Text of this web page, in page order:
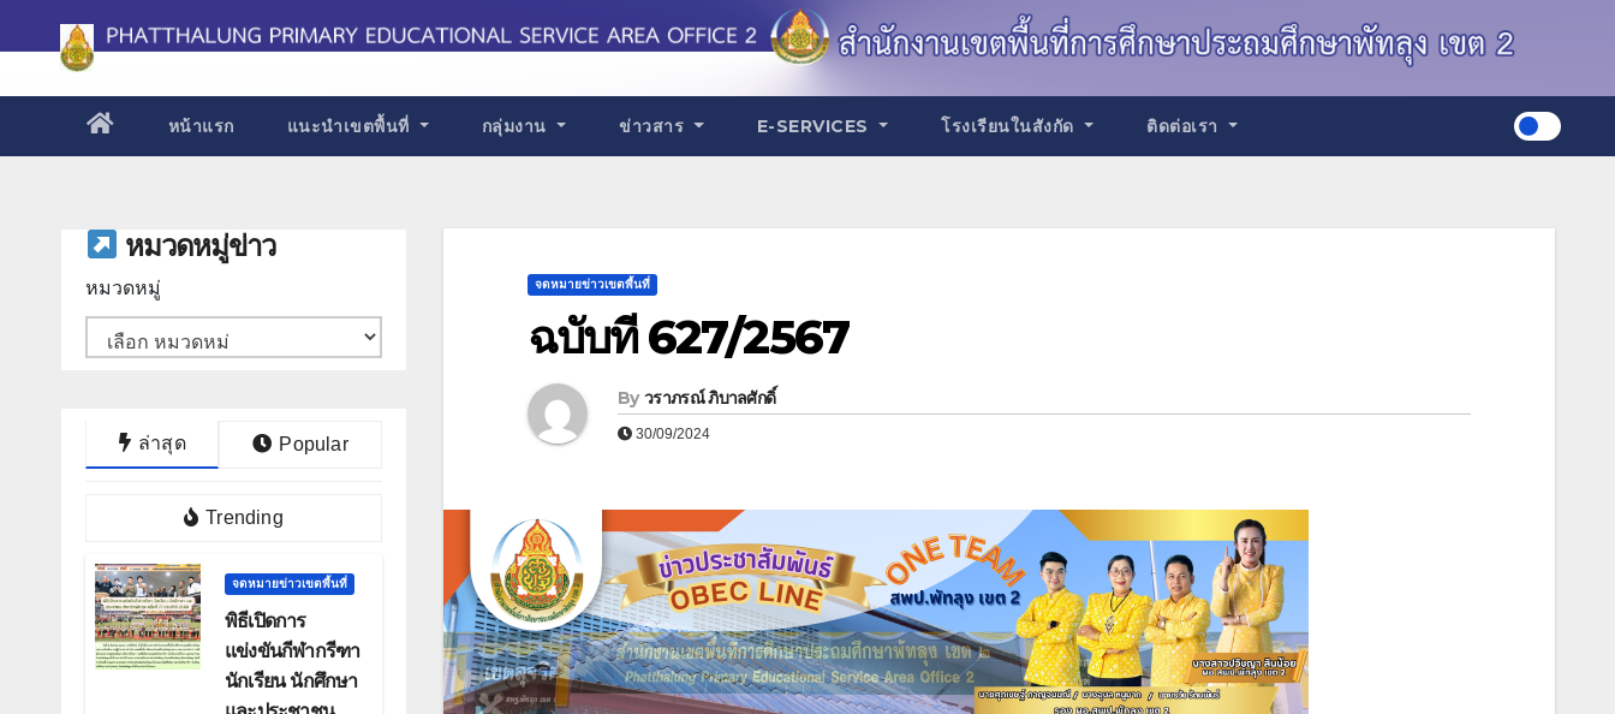
to
หน้าแรก แนะนำเขตพื้นที่ กลุ่มงาน ข่าวสาร E-SERVICES โรงเรียนในสังกัด ติดต่อเรา
หมวดหมู่ข่าว
หมวดหมู่
ล่าสุด Popular
Trending
จดหมายข่าวเขตพื้นที่
พิธีเปิดการ
แข่งขันกีฬากรีฑา
นักเรียน นักศึกษา
จดหมายข่าวเขตพื้นที่
ฉบับที่ 627/2567
By วราภรณ์ ภิบาลศักดิ์
30/09/2024